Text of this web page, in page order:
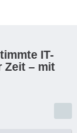
IT-
Zeit – mit